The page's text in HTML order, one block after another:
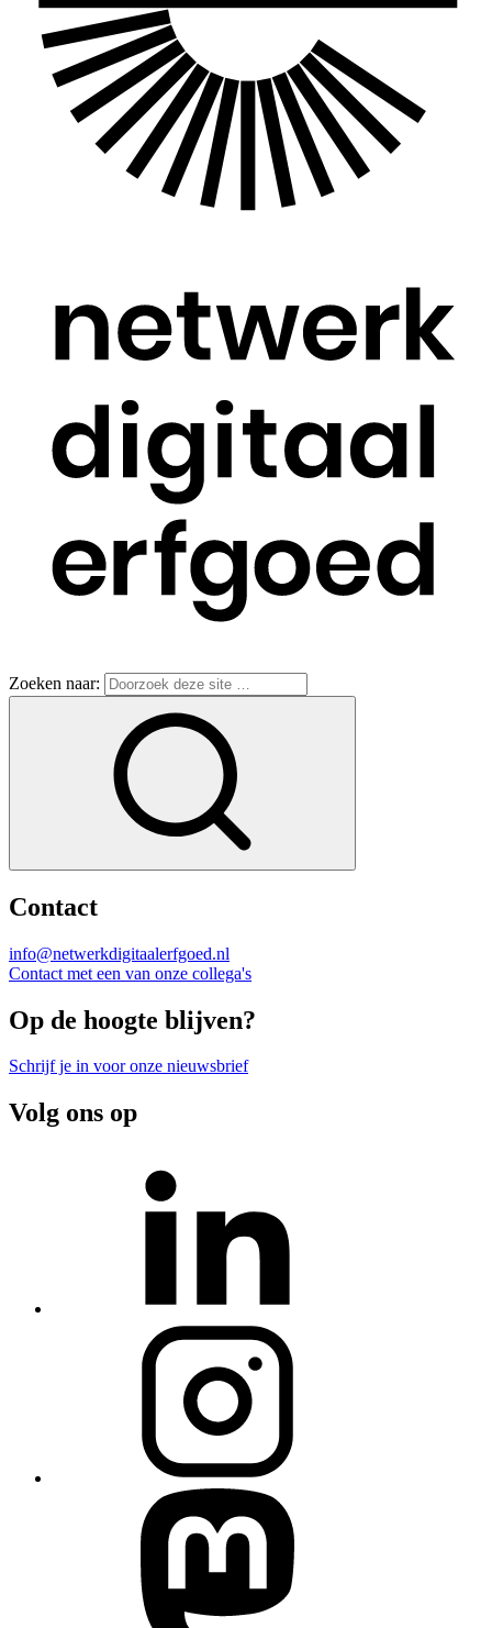
Zoeken naar:
Contact
info@netwerkdigitaalerfgoed.nl
Contact met een van onze collega's
Op de hoogte blijven?
Schrijf je in voor onze nieuwsbrief
Volg ons op